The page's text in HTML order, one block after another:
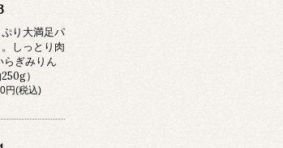
り大満足パ
。しっとり肉
らぎみりん
250g）
円(税込)